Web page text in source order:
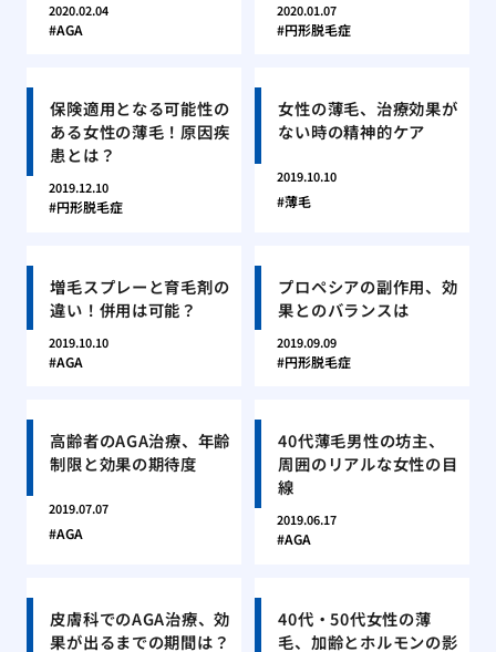
2020.02.04
AGA
2020.01.07
円形脱毛症
保険適用となる可能性の
ある女性の薄毛！原因疾
患とは？
2019.12.10
円形脱毛症
女性の薄毛、治療効果が
ない時の精神的ケア
2019.10.10
薄毛
増毛スプレーと育毛剤の
違い！併用は可能？
2019.10.10
AGA
プロペシアの副作用、効
果とのバランスは
2019.09.09
円形脱毛症
高齢者のAGA治療、年齢
制限と効果の期待度
2019.07.07
AGA
40代薄毛男性の坊主、
周囲のリアルな女性の目
線
2019.06.17
AGA
皮膚科でのAGA治療、効
果が出るまでの期間は？
40代・50代女性の薄
毛、加齢とホルモンの影